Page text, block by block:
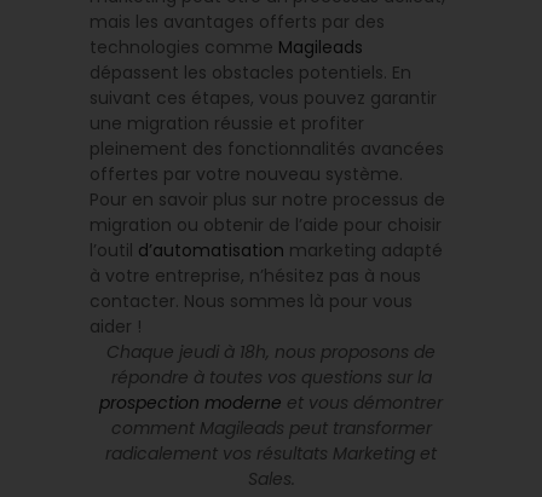
mais les avantages offerts par des
technologies comme Magileads
dépassent les obstacles potentiels. En
suivant ces étapes, vous pouvez garantir
une migration réussie et profiter
pleinement des fonctionnalités avancées
offertes par votre nouveau système.
Pour en savoir plus sur notre processus de
migration ou obtenir de l’aide pour choisir
l’outil d’automatisation marketing adapté
à votre entreprise, n’hésitez pas à nous
contacter. Nous sommes là pour vous
aider !
Chaque jeudi à 18h, nous proposons de
répondre à toutes vos questions sur la
prospection moderne et vous démontrer
comment Magileads peut transformer
radicalement vos résultats Marketing et
Sales.